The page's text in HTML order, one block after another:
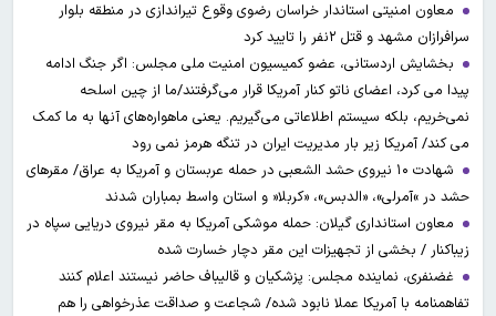
معاون امنیتی استاندار خراسان رضوی وقوع تیراندازی در منطقه بلوار
سرافرازان مشهد و قتل ۲نفر را تایید کرد
بخشایش اردستانی، عضو کمیسیون امنیت ملی مجلس: اگر جنگ ادامه
پیدا می کرد، اعضای ناتو کنار آمریکا قرار می‌گرفتند/ما از چین اسلحه
نمی‌خریم، بلکه سیستم اطلاعاتی می‌گیریم. یعنی ماهواره‌های آنها به ما کمک
می کند/ آمریکا زیر بار مدیریت ایران در تنگه هرمز نمی رود
شهادت ۱۰ نیروی حشد الشعبی در حمله عربستان و آمریکا به عراق/ مقرهای
حشد در »آمرلی»، «الدبس»، «کربلا« و استان واسط بمباران شدند
معاون استانداری گیلان: حمله موشکی آمریکا به مقر نیروی دریایی سپاه در
زیباکنار / بخشی از تجهیزات این مقر دچار خسارت شده
غضنفری، نماینده مجلس: پزشکیان و قالیباف حاضر نیستند اعلام کنند
تفاهمنامه با آمریکا عملا نابود شده/ شجاعت و صداقت عذرخواهی را هم